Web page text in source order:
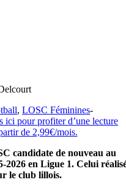
,LOSC Féminines-
ici pour profiter d’une lecture
de 2,99€/mois.
candidate de nouveau au
2026 en Ligue 1. Celui
le club lillois.